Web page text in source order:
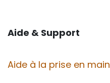
Aide & Support
Aide à la prise en main